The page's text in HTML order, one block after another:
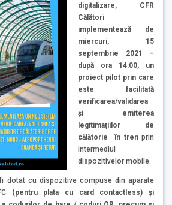
digitalizare, CFR
Călători
implementează de
miercuri, 15
septembrie 2021 –
după ora 14:00, un
proiect pilot prin care
este facilitată
verificarea/validarea
și emiterea
legitimațiilor de
călătorie în trenprin
intermediul
dispozitivelor mobile.
dotat cu dispozitive compuse din aparate
(pentru plata cu card contactless) și